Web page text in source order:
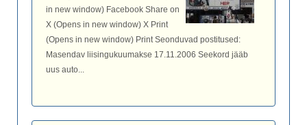
in new window) Facebook Share on
X (Opens in new window) X Print
(Opens in new window) Print Seonduvad postitused:
Masendav liisingukuumakse 17.11.2006 Seekord jääb
uus auto...